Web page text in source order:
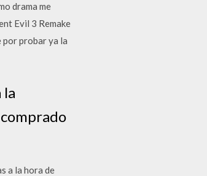
drama me
Evil 3 Remake
por probar ya la
la
a la hora de